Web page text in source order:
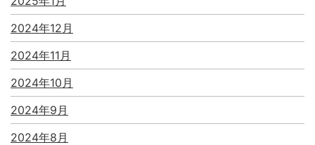
2024年12月
2024年11月
2024年10月
2024年9月
2024年8月